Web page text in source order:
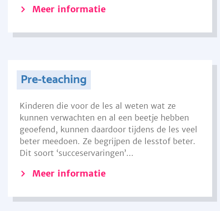
Meer informatie
Pre-teaching
Kinderen die voor de les al weten wat ze
kunnen verwachten en al een beetje hebben
geoefend, kunnen daardoor tijdens de les veel
beter meedoen. Ze begrijpen de lesstof beter.
Dit soort ‘succeservaringen’...
Meer informatie